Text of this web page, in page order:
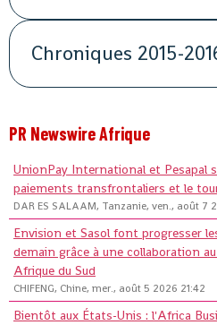
Chroniques 2015-
PR Newswire Afrique
UnionPay International et Pesapal
paiements transfrontaliers et le
DAR ES SALAAM, Tanzanie, ven., août 7
Envision et Sasol font progresser
demain grâce à une collaboration
Afrique du Sud
CHIFENG, Chine, mer., août 5 2026 21:42
Bientôt aux États-Unis : l'Africa